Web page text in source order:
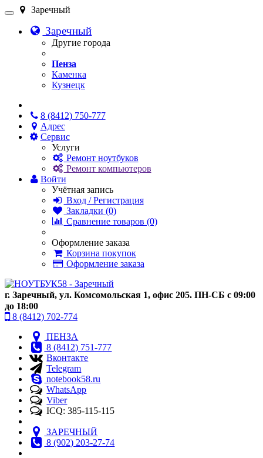
Заречный
Заречный
Другие города
Пенза
Каменка
Кузнецк
8 (8412) 750-777
Адрес
Сервис
Услуги
Ремонт ноутбуков
Ремонт компьютеров
Войти
Учётная запись
Вход / Регистрация
Закладки (0)
Сравнение товаров (0)
Оформление заказа
Корзина покупок
Оформление заказа
г. Заречный, ул. Комсомольская 1, офис 205. ПН-СБ с 09:00
до 18:00
8 (8412) 702-774
ПЕНЗА
8 (8412) 751-777
Вконтакте
Telegram
notebook58.ru
WhatsApp
Viber
ICQ: 385-115-115
ЗАРЕЧНЫЙ
8 (902) 203-27-74